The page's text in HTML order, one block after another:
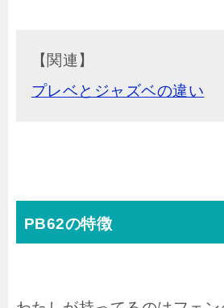
【関連】
プレベとジャズベの違い
PB62の特徴